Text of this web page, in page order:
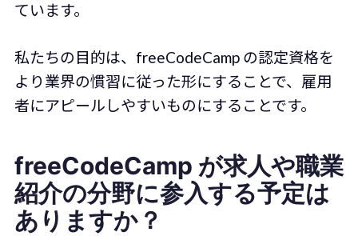
ています。
私たちの目的は、freeCodeCamp の認定資格を
より業界の慣習に従った形にすることで、雇用
者にアピールしやすいものにすることです。
freeCodeCamp が求人や職業
紹介の分野に参入する予定は
ありますか？